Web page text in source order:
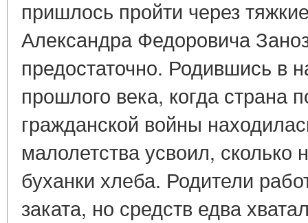
пришлось пройти через
Александра Федоровича
предостаточно. Родившись в
прошлого века, когда страна
гражданской войны
малолетства усвоил, сколько
буханки хлеба. Родители
заката, но средств едва